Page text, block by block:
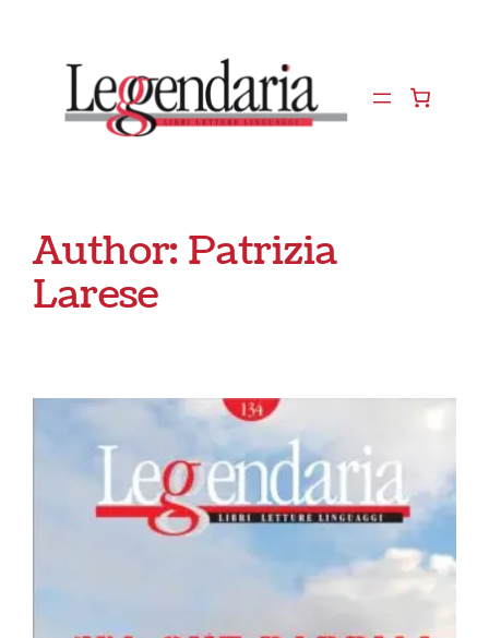
contenuto
Author:Patrizia
Larese